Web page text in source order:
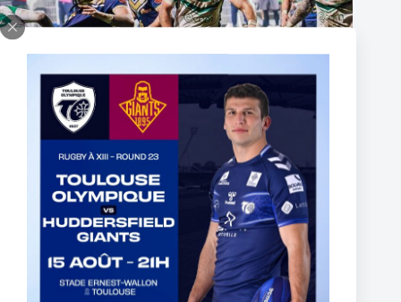
Super XIII – Les Olympiens triomphent face à Villeneuve !
19 janvier 2026